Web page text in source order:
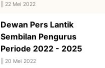
22 Mei 2022
Dewan Pers Lantik
Sembilan Pengurus
Periode 2022 - 2025
20 Mei 2022